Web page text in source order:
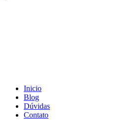
Inicio
Blog
Dúvidas
Contato